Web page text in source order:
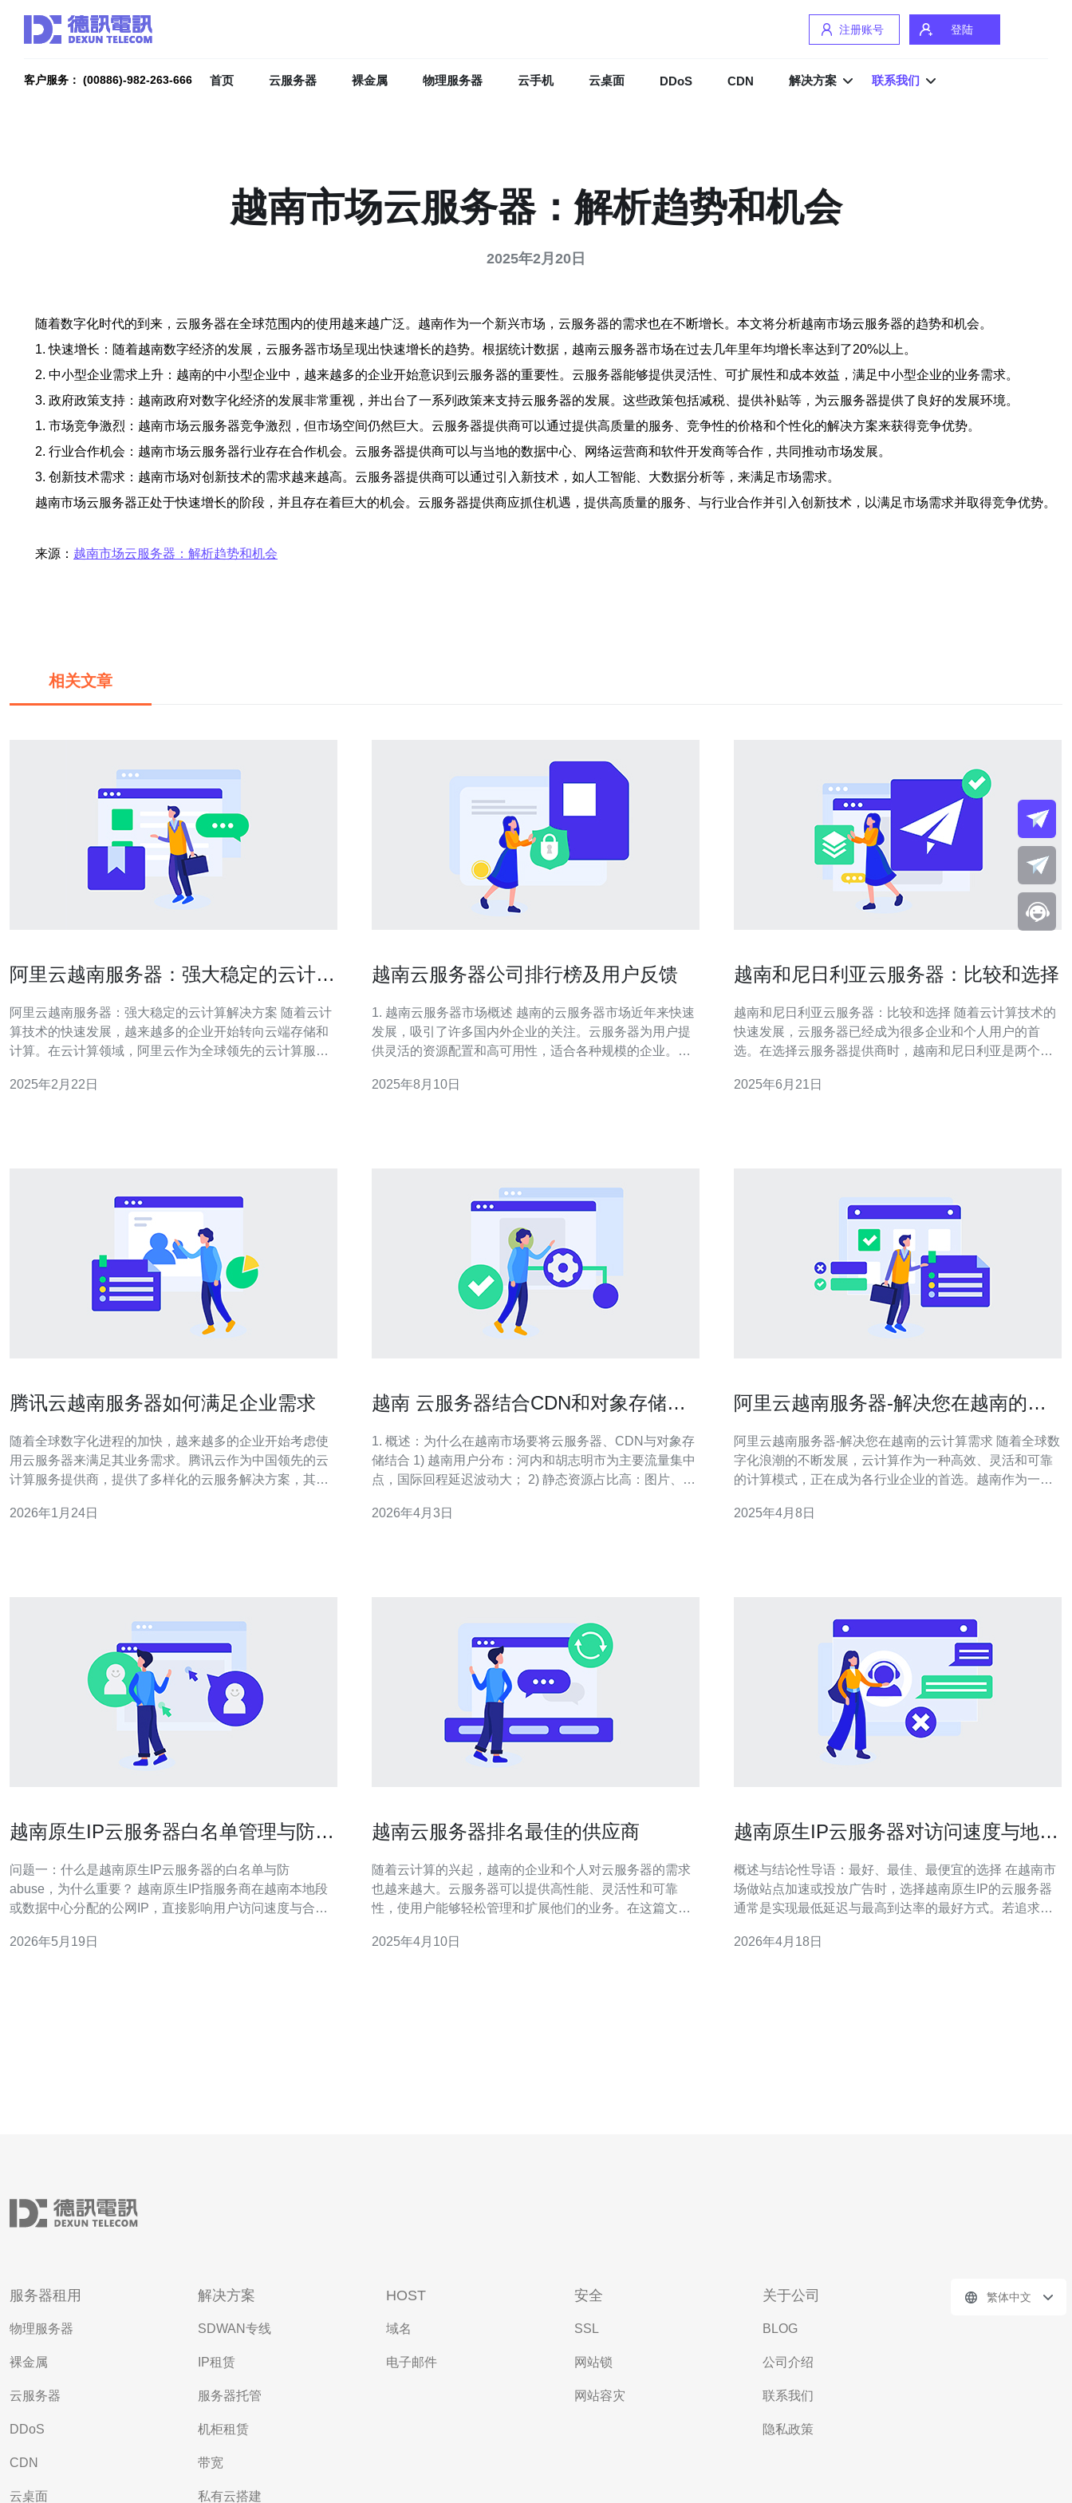
注册账号 登陆
客户服务： (00886)-982-263-666 首页 云服务器 裸金属 物理服务器 云手机 云桌面 DDoS CDN 解决方案 联系我们
越南市场云服务器：解析趋势和机会
2025年2月20日
随着数字化时代的到来，云服务器在全球范围内的使用越来越广泛。越南作为一个新兴市场，云服务器的需求也在不断增长。本文将分析越南市场云服务器的趋势和机会。
1. 快速增长：随着越南数字经济的发展，云服务器市场呈现出快速增长的趋势。根据统计数据，越南云服务器市场在过去几年里年均增长率达到了20%以上。
2. 中小型企业需求上升：越南的中小型企业中，越来越多的企业开始意识到云服务器的重要性。云服务器能够提供灵活性、可扩展性和成本效益，满足中小型企业的业务需求。
3. 政府政策支持：越南政府对数字化经济的发展非常重视，并出台了一系列政策来支持云服务器的发展。这些政策包括减税、提供补贴等，为云服务器提供了良好的发展环境。
1. 市场竞争激烈：越南市场云服务器竞争激烈，但市场空间仍然巨大。云服务器提供商可以通过提供高质量的服务、竞争性的价格和个性化的解决方案来获得竞争优势。
2. 行业合作机会：越南市场云服务器行业存在合作机会。云服务器提供商可以与当地的数据中心、网络运营商和软件开发商等合作，共同推动市场发展。
3. 创新技术需求：越南市场对创新技术的需求越来越高。云服务器提供商可以通过引入新技术，如人工智能、大数据分析等，来满足市场需求。
越南市场云服务器正处于快速增长的阶段，并且存在着巨大的机会。云服务器提供商应抓住机遇，提供高质量的服务、与行业合作并引入创新技术，以满足市场需求并取得竞争优势。
来源： 越南市场云服务器：解析趋势和机会
相关文章
阿里云越南服务器：强大稳定的云计算
阿里云越南服务器：强大稳定的云计算解决方案 随着云计
算技术的快速发展，越来越多的企业开始转向云端存储和
计算。在云计算领域，阿里云作为全球领先的云计算服务
案。阿里云越南服务器作为其中的一部分，为越南地区的
2025年2月22日
越南云服务器公司排行榜及用户反馈
1. 越南云服务器市场概述 越南的云服务器市场近年来快速
发展，吸引了许多国内外企业的关注。云服务器为用户提
供灵活的资源配置和高可用性，适合各种规模的企业。本
您选择合适的服务商。 2. 如何选择合适的云服务器公司 在
2025年8月10日
越南和尼日利亚云服务器：比较和选择
越南和尼日利亚云服务器：比较和选择 随着云计算技术的
快速发展，云服务器已经成为很多企业和个人用户的首
选。在选择云服务器提供商时，越南和尼日利亚是两个备
比较和选择指导。 越南云服务器 越南作为东南亚的新兴云
2025年6月21日
腾讯云越南服务器如何满足企业需求
随着全球数字化进程的加快，越来越多的企业开始考虑使
用云服务器来满足其业务需求。腾讯云作为中国领先的云
计算服务提供商，提供了多样化的云服务解决方案，其中
企业的首选。本文将详细介绍如何通过腾讯云越南服务器
2026年1月24日
越南 云服务器结合CDN和对象存储实
1. 概述：为什么在越南市场要将云服务器、CDN与对象存
储结合 1) 越南用户分布：河内和胡志明市为主要流量集中
点，国际回程延迟波动大； 2) 静态资源占比高：图片、
地化要求：使用越南节点CDN与本地云服务器能显著降低
2026年4月3日
阿里云越南服务器-解决您在越南的云
阿里云越南服务器-解决您在越南的云计算需求 随着全球数
字化浪潮的不断发展，云计算作为一种高效、灵活和可靠
的计算模式，正在成为各行业企业的首选。越南作为一个
越来越迫切。阿里云越南服务器应运而生，为您提供高质
2025年4月8日
越南原生IP云服务器白名单管理与防
问题一：什么是越南原生IP云服务器的白名单与防
abuse，为什么重要？ 越南原生IP指服务商在越南本地段
或数据中心分配的公网IP，直接影响用户访问速度与合
略，常用于SSH、管理控制台、API 等敏感端口。 实施白
2026年5月19日
越南云服务器排名最佳的供应商
随着云计算的兴起，越南的企业和个人对云服务器的需求
也越来越大。云服务器可以提供高性能、灵活性和可靠
性，使用户能够轻松管理和扩展他们的业务。在这篇文章
A是越南云服务器市场的领导者之一。他们提供各种云服务
2025年4月10日
越南原生IP云服务器对访问速度与地域
概述与结论性导语：最好、最佳、最便宜的选择 在越南市
场做站点加速或投放广告时，选择越南原生IP的云服务器
通常是实现最低延迟与最高到达率的最好方式。若追求稳
Viettel、VNPT、FPT）有良好对等互联的方案；若预算有
2026年4月18日
服务器租用
物理服务器
裸金属
云服务器
DDoS
CDN
云桌面
解决方案
SDWAN专线
IP租赁
服务器托管
机柜租赁
带宽
私有云搭建
HOST
域名
电子邮件
安全
SSL
网站锁
网站容灾
关于公司
BLOG
公司介绍
联系我们
隐私政策
繁体中文